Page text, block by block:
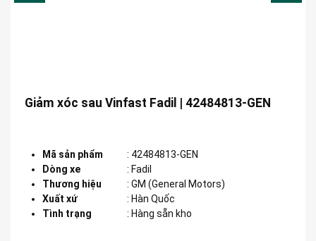
Giảm xóc sau Vinfast Fadil | 42484813-GEN
Mã sản phẩm : 42484813-GEN
Dòng xe
: Fadil
Thương hiệu
: GM (General Motors)
Xuất xứ
: Hàn Quốc
Tình trạng
: Hàng sẵn kho